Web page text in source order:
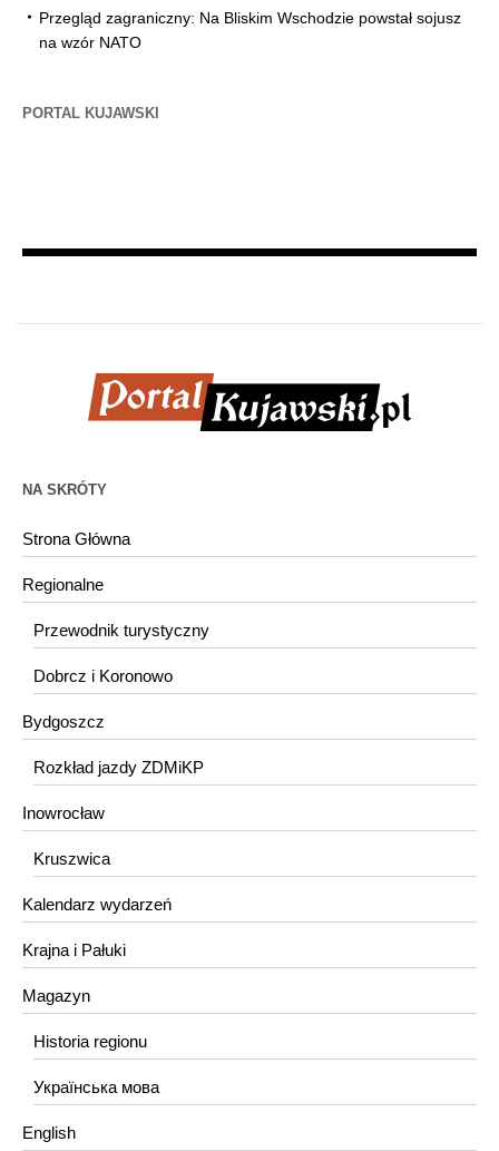
Przegląd zagraniczny: Na Bliskim Wschodzie powstał sojusz
na wzór NATO
PORTAL KUJAWSKI
NA SKRÓTY
Strona Główna
Regionalne
Przewodnik turystyczny
Dobrcz i Koronowo
Bydgoszcz
Rozkład jazdy ZDMiKP
Inowrocław
Kruszwica
Kalendarz wydarzeń
Krajna i Pałuki
Magazyn
Historia regionu
Українська мова
English